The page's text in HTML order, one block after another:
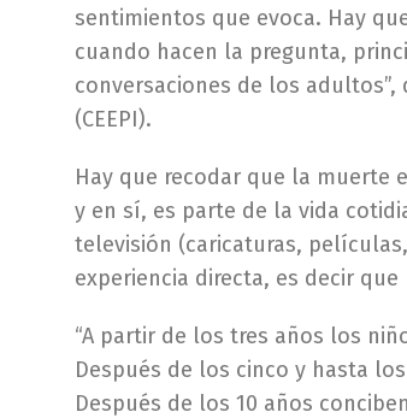
sentimientos que evoca. Hay
cuando hacen la pregunta,
conversaciones de los
(CEEPI).
Hay que recodar que la muerte
y en sí, es parte de la vida
televisión (caricaturas,
experiencia directa, es decir
“A partir de los tres años los
Después de los cinco y hasta
Después de los 10 años